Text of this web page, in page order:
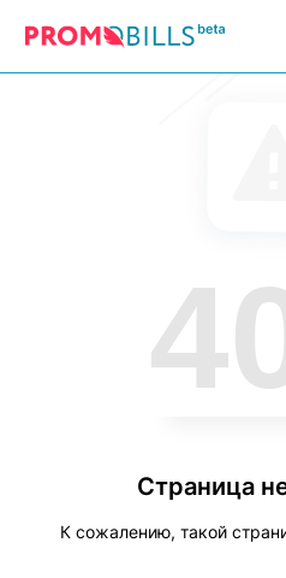
Страница
К сожалению, такой